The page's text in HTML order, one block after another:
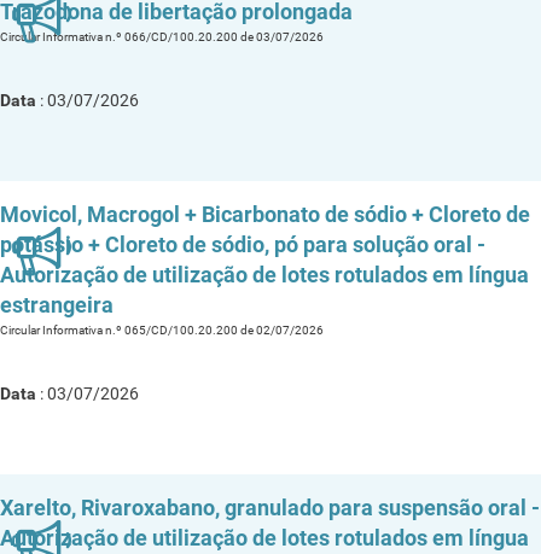
Trazodona de libertação prolongada
Circular Informativa n.º 066/CD/100.20.200 de 03/07/2026
Data : 03/07/2026
Movicol, Macrogol + Bicarbonato de sódio + Cloreto de
potássio + Cloreto de sódio, pó para solução oral -
Autorização de utilização de lotes rotulados em língua
estrangeira
Circular Informativa n.º 065/CD/100.20.200 de 02/07/2026
Data : 03/07/2026
Xarelto, Rivaroxabano, granulado para suspensão oral -
Autorização de utilização de lotes rotulados em língua